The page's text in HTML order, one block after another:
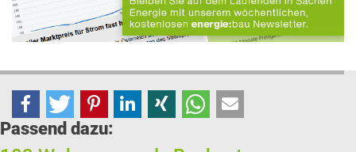
Passend dazu: